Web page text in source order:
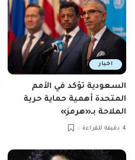
اخبار
السعودية تؤكد في الأمم
المتحدة أهمية حماية حرية
الملاحة بـ«هرمز»
4 دقيقة للقراءة